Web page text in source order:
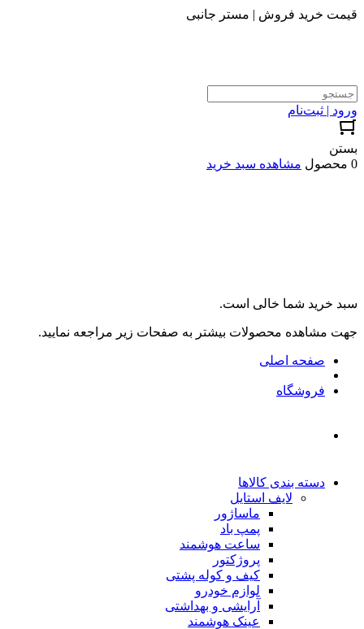
قیمت خرید فروش | مستر جانبی
ورود | ثبت‌نام
بستن
0 محصول
مشاهده سبد خرید
سبد خرید شما خالی است.
جهت مشاهده محصولات بیشتر به صفحات زیر مراجعه نمایید.
صفحه اصلی
فروشگاه
دسته بندی کالاها
لایف استایل
ماساژور
پمپ باد
ساعت هوشمند
پروژکتور
کیف و کوله پشتی
لوازم خودرو
آرایشی و بهداشتی
عینک هوشمند